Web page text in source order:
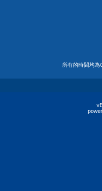
所有的時間均為